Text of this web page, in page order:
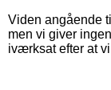
Viden angående
men vi giver
iværksat efter at